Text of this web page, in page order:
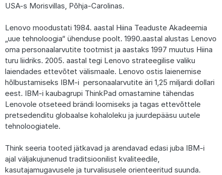
USA-s Morisvillas, Põhja-Carolinas.
Lenovo moodustati 1984. aastal Hiina Teaduste Akadeemia
„uue tehnoloogia“ ühenduse poolt. 1990.aastal alustas Lenovo
oma personaalarvutite tootmist ja aastaks 1997 muutus Hiina
turu liidriks. 2005. aastal tegi Lenovo strateegilise valiku
laiendades ettevõtet välismaale. Lenovo ostis laienemise
hõlbustamiseks IBM-i personaalarvutite äri 1,25 miljardi dollari
eest. IBM-i kaubagrupi ThinkPad omastamine tähendas
Lenovole otseteed brändi loomiseks ja tagas ettevõttele
pretsedenditu globaalse kohaloleku ja juurdepääsu uutele
tehnoloogiatele.
Think seeria tooted jätkavad ja arendavad edasi juba IBM-i
ajal väljakujunenud traditsioonilist kvaliteedile,
kasutajamugavusele ja turvalisusele orienteeritud suunda.